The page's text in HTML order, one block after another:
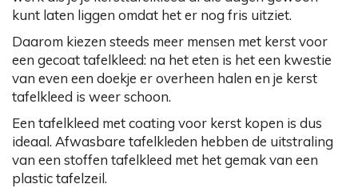
kunt laten liggen omdat het er nog fris uitziet.
Daarom kiezen steeds meer mensen met kerst voor
een gecoat tafelkleed: na het eten is het een kwestie
van even een doekje er overheen halen en je kerst
tafelkleed is weer schoon.
Een tafelkleed met coating voor kerst kopen is dus
ideaal. Afwasbare tafelkleden hebben de uitstraling
van een stoffen tafelkleed met het gemak van een
plastic tafelzeil.